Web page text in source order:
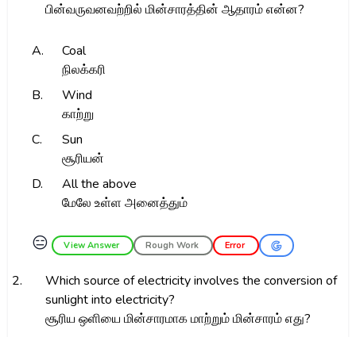
பின்வருவனவற்றில் மின்சாரத்தின் ஆதாரம் என்ன?
A.
Coal
நிலக்கரி
B.
Wind
காற்று
C.
Sun
சூரியன்
D.
All the above
மேலே உள்ள அனைத்தும்
😑 View Answer Rough Work Error
2.
Which source of electricity involves the conversion of
sunlight into electricity?
சூரிய ஒளியை மின்சாரமாக மாற்றும் மின்சாரம் எது?